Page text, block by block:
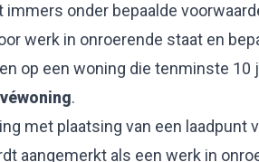
onder bepaalde
werk in onroerende staat en
op een woning die tenminste 10
.
met plaatsing van een laadpunt
aangemerkt als een werk in